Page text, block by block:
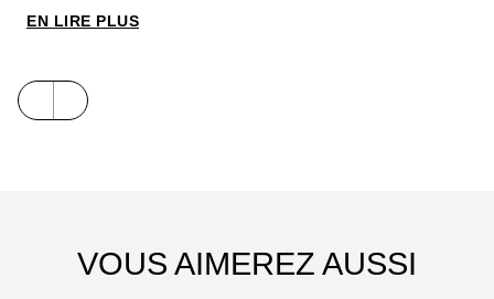
accueillante.
ces belles montagnes.
EN LIRE PLUS
VOUS AIMEREZ AUSSI